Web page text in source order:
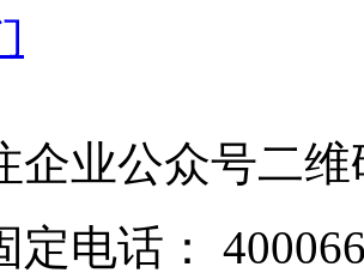
企业公众号二维
定电话：